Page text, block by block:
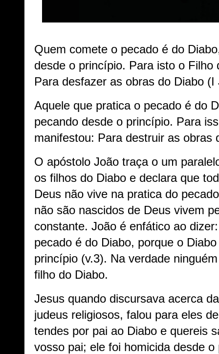
Quem comete o pecado é do
desde o princípio. Para isto o Filho
Para desfazer as obras do Diabo (I
Aquele que pratica o pecado é do
pecando desde o princípio. Para
manifestou: Para destruir as obras
O apóstolo João traça o um
os filhos do Diabo e declara que
Deus não vive na pratica do
não são nascidos de Deus vivem
constante. João é enfático ao
pecado é do Diabo, porque o
princípio (v.3). Na verdade
filho do Diabo.
Jesus quando discursava acerca
judeus religiosos, falou para eles
tendes por pai ao Diabo e quereis
vosso pai; ele foi homicida desde